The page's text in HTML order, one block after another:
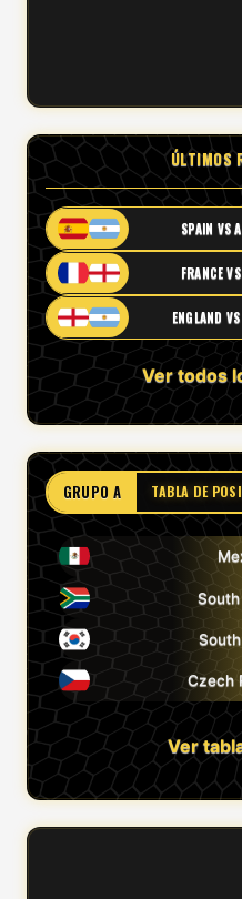
ÚLTIMOS
SPAIN VS
FRANCE
ENGLAND
Ver todos
GRUPO A TABLA DE
Czech
Ver